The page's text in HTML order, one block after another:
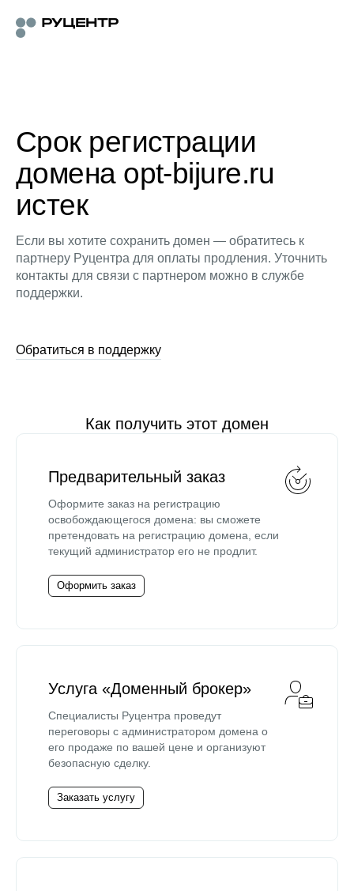
Срок регистрации
домена opt-bijure.ru
истек
Если вы хотите сохранить домен — обратитесь к
партнеру Руцентра для оплаты продления. Уточнить
контакты для связи с партнером можно в службе
поддержки.
Обратиться в поддержку
Как получить этот домен
Предварительный заказ
Оформите заказ на регистрацию
освобождающегося домена: вы сможете
претендовать на регистрацию домена, если
текущий администратор его не продлит.
Оформить заказ
Услуга «Доменный брокер»
Специалисты Руцентра проведут
переговоры с администратором домена о
его продаже по вашей цене и организуют
безопасную сделку.
Заказать услугу